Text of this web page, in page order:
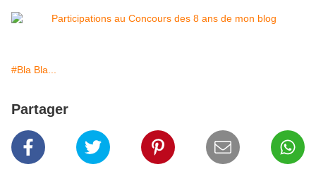
#Bla Bla...
Partager